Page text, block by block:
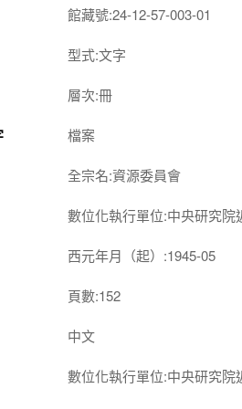
館藏號:24-12-57-003-01
型式:文字
層次:冊
檔案
全宗名:資源委員會
數位化執行單位:中央研究院
西元年月（起）:1945-05
頁數:152
中文
數位化執行單位:中央研究院